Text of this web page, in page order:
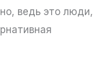
ведь это люди,